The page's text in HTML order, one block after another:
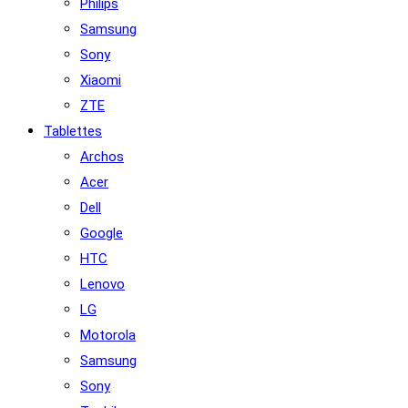
Philips
Samsung
Sony
Xiaomi
ZTE
Tablettes
Archos
Acer
Dell
Google
HTC
Lenovo
LG
Motorola
Samsung
Sony